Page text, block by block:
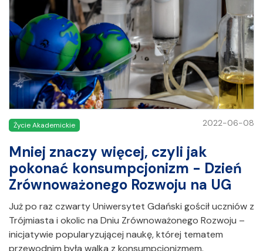
Życie Akademickie 2022-06-08
Mniej znaczy więcej, czyli jak
pokonać konsumpcjonizm - Dzień
Zrównoważonego Rozwoju na UG
Już po raz czwarty Uniwersytet Gdański gościł uczniów z
Trójmiasta i okolic na Dniu Zrównoważonego Rozwoju –
inicjatywie popularyzującej naukę, której tematem
przewodnim była walka z konsumpcjonizmem.